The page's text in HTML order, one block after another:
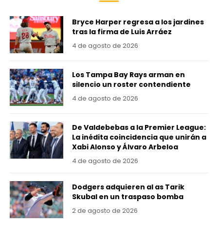
Bryce Harper regresa a los jardines
tras la firma de Luis Arráez
4 de agosto de 2026
Los Tampa Bay Rays arman en
silencio un roster contendiente
4 de agosto de 2026
De Valdebebas a la Premier League:
La inédita coincidencia que unirán a
Xabi Alonso y Álvaro Arbeloa
4 de agosto de 2026
Dodgers adquieren al as Tarik
Skubal en un traspaso bomba
2 de agosto de 2026